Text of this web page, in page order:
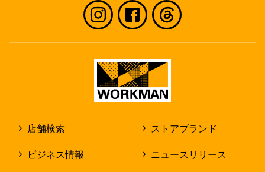
店舗検索 ストアブランド
ビジネス情報 ニュースリリース